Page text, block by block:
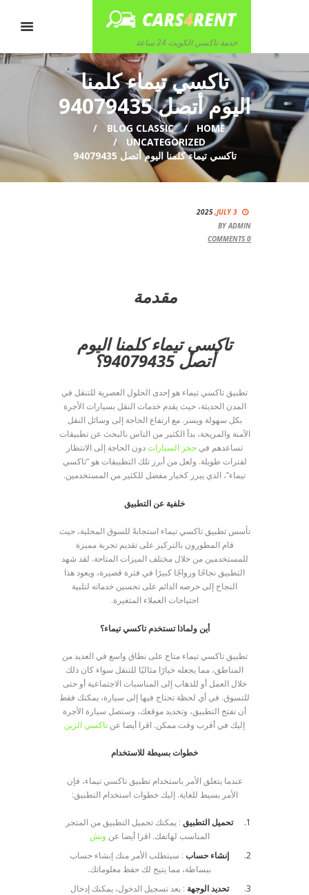
خدمة تاكسي الكويت 24 ساعة
تاكسي تيماء كلمنا
اليوم أتصل 94079435
HOME
BLOG CLASSIC
UNCATEGORIZED
تاكسي تيماء كلمنا اليوم أتصل 94079435
JULY 3,
2025
BYADMIN
0
مقدمة
تاكسي تيماء كلمنا اليوم
أتصل 94079435؟
تطبيق تاكسي تيماء هو إحدى الحلول العصرية للتنقل في
المدن الحديثة، حيث يقدم خدمات النقل بسيارات الأجرة
بكل سهولة ويسر. مع ارتفاع الحاجة إلى وسائل النقل
الآمنة والمريحة، بدأ الكثير من الناس بالبحث عن تطبيقات
تساعدهم في حجز السياراتدون الحاجة إلى الانتظار
لفترات طويلة. ولعل من أبرز تلك التطبيقات هو “تاكسي
تيماء”، الذي يبرز كخيار مفضل للكثير من المستخدمين.
خلفية عن التطبيق
تأسس تطبيق تاكسي تيماء استجابةً للسوق المحلية، حيث
قام المطورون بالتركيز على تقديم تجربة مميزة
للمستخدمين من خلال مختلف الميزات المتاحة. لقد شهد
التطبيق نجاحًا ورواجًا كبيرًا في فترة قصيرة، ويعود هذا
النجاح إلى حرصه الدائم على تحسين خدماته لتلبية
احتياجات العملاء المتغيرة.
أين ولماذا تستخدم تاكسي تيماء؟
تطبيق تاكسي تيماء متاح على نطاق واسع في العديد من
المناطق، مما يجعله خيارًا مثاليًا للتنقل سواء كان ذلك
خلال العمل أو للذهاب إلى المناسبات الاجتماعية أو حتى
للتسوق. في أي لحظة تحتاج فيها إلى سيارة، يمكنك فقط
أن تفتح التطبيق، وتحديد موقعك، وستصل سيارة الأجرة
إليك في أقرب وقت ممكن. اقرا أيضا عن تاكسي الزين
خطوات بسيطة للاستخدام
عندما يتعلق الأمر باستخدام تطبيق تاكسي تيماء، فإن
الأمر بسيط للغاية. إليك خطوات استخدام التطبيق:
تحميل التطبيق: يمكنك تحميل التطبيق من المتجر
المناسب لهاتفك. اقرا أيضا عن ونش
إنشاء حساب: سيتطلب الأمر منك إنشاء حساب
ببساطة، مما يتيح لك حفظ معلوماتك.
تحديد الوجهة : بعد تسجيل الدخول، يمكنك إدخال